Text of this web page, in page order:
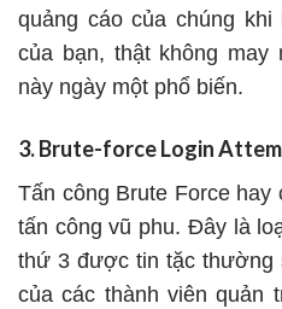
quảng cáo của chúng
của bạn, thật không may
này ngày một phổ biến.
3. Brute-force Login
Tấn công Brute Force
tấn công vũ phu. Đây là
thứ 3 được tin tặc thường
của các thành viên quản